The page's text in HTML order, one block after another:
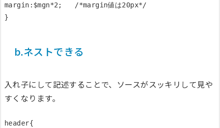
margin:$mgn*2;   /*margin値は20px*/
b.ネストできる
入れ子にして記述することで、ソースがスッキリして見や
すくなります。
header{